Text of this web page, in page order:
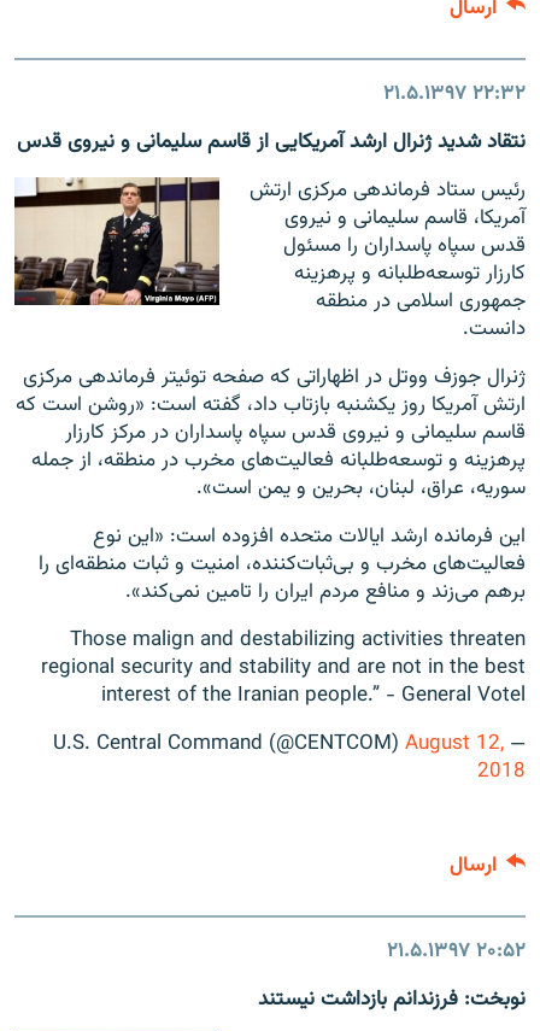
ارسال
۲۲:۳۲۲۱.۵.۱۳۹۷
نتقاد شدید ژنرال ارشد آمریکایی از قاسم سلیمانی و نیروی قدس
رئیس ستاد فرماندهی مرکزی ارتش
آمریکا، قاسم سلیمانی و نیروی
قدس سپاه پاسداران را مسئول
کارزار توسعه‌طلبانه و پرهزینه
جمهوری اسلامی در منطقه
دانست.
ژنرال جوزف ووتل در اظهاراتی که صفحه توئیتر فرماندهی مرکزی
ارتش آمریکا روز یکشنبه بازتاب داد، گفته است: «روشن است که
قاسم سلیمانی و نیروی قدس سپاه پاسداران در مرکز کارزار
پرهزینه و توسعه‌طلبانه فعالیت‌های مخرب در منطقه، از جمله
سوریه، عراق، لبنان، بحرین و یمن است».
این فرمانده ارشد ایالات متحده افزوده است: «این نوع
فعالیت‌های مخرب و بی‌ثبات‌کننده، امنیت و ثبات منطقه‌ای را
برهم می‌زند و منافع مردم ایران را تامین نمی‌کند».
Those malign and destabilizing activities threaten
regional security and stability and are not in the best
interest of the Iranian people.” - General Votel
— U.S. Central Command (@CENTCOM)
August 12,
2018
ارسال
۲۰:۵۲۲۱.۵.۱۳۹۷
نوبخت: فرزندانم بازداشت نیستند